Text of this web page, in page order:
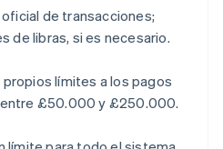
de transacciones;
de libras, si es necesario.
límites a los pagos
£50.000 y £250.000.